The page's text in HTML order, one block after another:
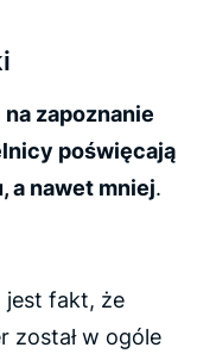
na zapoznanie
poświęcają
a nawet mniej.
jest fakt, że
został w ogóle